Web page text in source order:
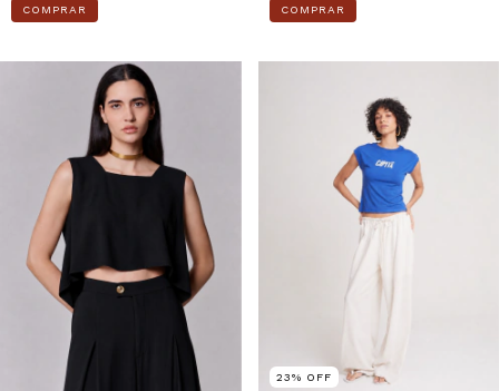
COMPRAR COMPRAR
23% OFF